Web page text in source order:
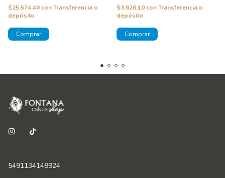
$25.574,40 conTransferencia o
depósito
$3.626,10 conTransferencia o
depósito
5491134148924